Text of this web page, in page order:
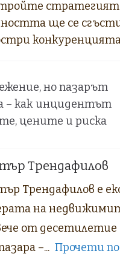
ще се
но пазарът
– как инцидентът
цените и риска
Трендафилов
Трендафилов е
на
от
–... Прочети